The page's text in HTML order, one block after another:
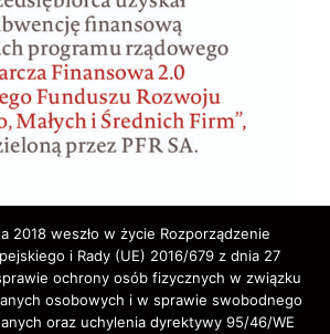
2018 weszło w życie Rozporządzenie
i Rady (UE) 2016/679 z dnia 27
ochrony osób fizycznych w związku
osobowych i w sprawie swobodnego
oraz uchylenia dyrektywy 95/46/WE